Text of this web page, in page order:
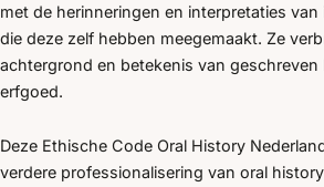
met de herinneringen en interpretaties
die deze zelf hebben meegemaakt. Ze
achtergrond en betekenis van
erfgoed.
Deze Ethische Code Oral History
verdere professionalisering van oral